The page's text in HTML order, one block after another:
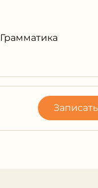
Грамматика